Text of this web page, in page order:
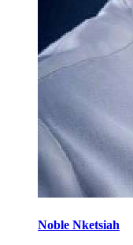
Noble Nketsiah